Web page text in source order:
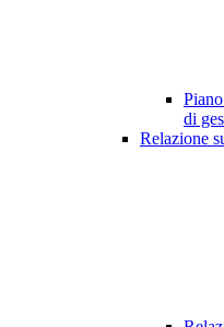
di
Relazione